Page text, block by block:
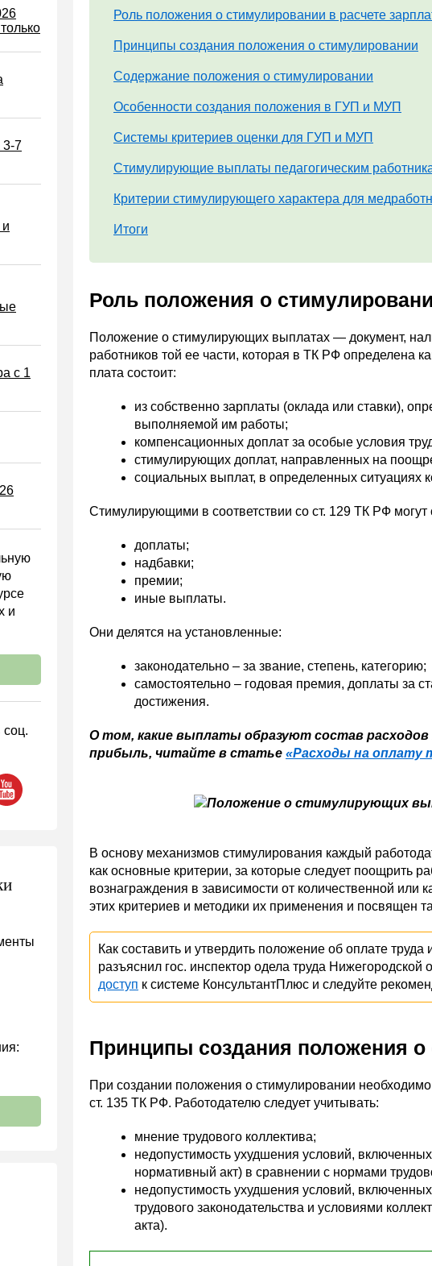
3-7
с 1
и
соц.
Роль положения о стимулировании в расчете
Принципы создания положения о стимулировании
Содержание положения о стимулировании
Особенности создания положения в ГУП и МУП
Системы критериев оценки для ГУП и МУП
Стимулирующие выплаты педагогическим
Критерии стимулирующего характера для
Итоги
Роль положения о
Положение о стимулирующих выплатах — документ,
работников той ее части, которая в ТК РФ определена
плата состоит:
из собственно зарплаты (оклада или ставки),
выполняемой им работы;
компенсационных доплат за особые условия
стимулирующих доплат, направленных на
социальных выплат, в определенных ситуациях
Стимулирующими в соответствии со ст. 129 ТК РФ могут
доплаты;
надбавки;
премии;
иные выплаты.
Они делятся на установленные:
законодательно – за звание, степень, категорию;
самостоятельно – годовая премия, доплаты за
достижения.
О том, какие выплаты образуют состав расходов
прибыль, читайте в статье «Расходы на оплату
В основу механизмов стимулирования каждый
как основные критерии, за которые следует поощрить
вознаграждения в зависимости от количественной или
этих критериев и методики их применения и посвящен
Как составить и утвердить положение об оплате
разъяснил гос. инспектор одела труда
доступ к системе КонсультантПлюс и следуйте
Принципы создания положения о
При создании положения о стимулировании
ст. 135 ТК РФ. Работодателю следует учитывать:
мнение трудового коллектива;
недопустимость ухудшения условий,
нормативный акт) в сравнении с нормами
недопустимость ухудшения условий,
трудового законодательства и условиями
акта).